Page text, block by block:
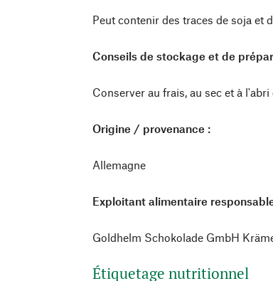
Peut contenir des traces de soja et
Conseils de stockage et de
Conserver au frais, au sec et à l'abri
Origine / provenance :
Allemagne
Exploitant alimentaire
Goldhelm Schokolade GmbH
Étiquetage nutritionnel